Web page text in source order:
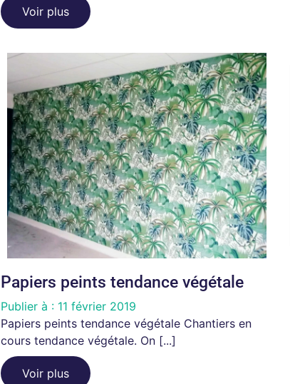
Voir plus
Papiers peints tendance végétale
Publier à : 11 février 2019
Papiers peints tendance végétale Chantiers en
cours tendance végétale. On [...]
Voir plus